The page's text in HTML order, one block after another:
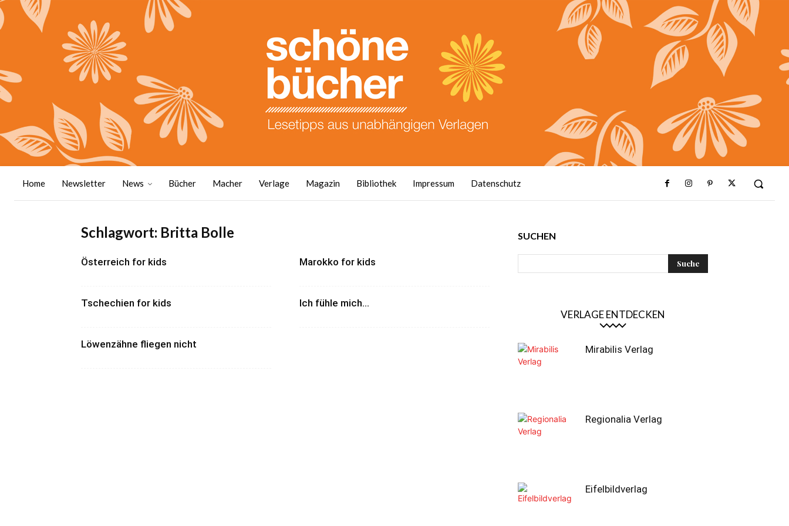
Home Newsletter News Bücher Macher Verlage Magazin Bibliothek Impressum Datenschutz
Schlagwort: Britta Bolle
Österreich for kids Marokko for kids
Tschechien for kids Ich fühle mich…
Löwenzähne fliegen nicht
SUCHEN
VERLAGE ENTDECKEN
Mirabilis Verlag
Regionalia Verlag
Eifelbildverlag